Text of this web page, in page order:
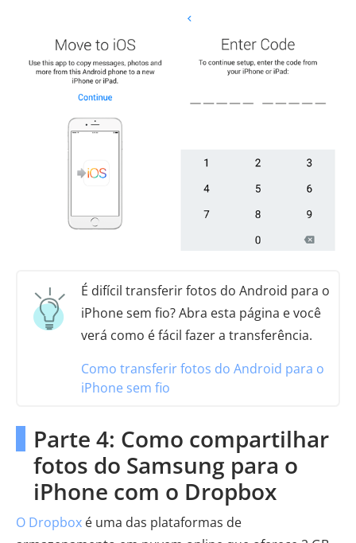
É difícil transferir fotos do Android para o
iPhone sem fio? Abra esta página e você
verá como é fácil fazer a transferência.
Como transferir fotos do Android para o
iPhone sem fio
Parte 4: Como compartilhar
fotos do Samsung para o
iPhone com o Dropbox
O Dropbox é uma das plataformas de